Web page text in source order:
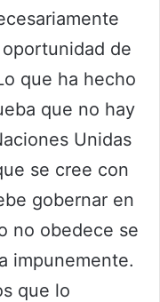
de
que ha hecho
que no hay
Unidas
se cree con
gobernar en
no obedece se
impunemente.
que lo